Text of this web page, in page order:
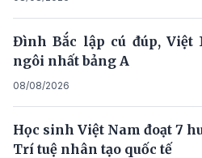
Đình Bắc lập cú đúp, Việt
ngôi nhất bảng A
08/08/2026
Học sinh Việt Nam đoạt 7
Trí tuệ nhân tạo quốc tế